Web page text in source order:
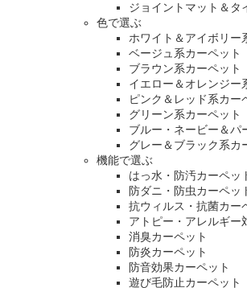
ジョイントマット＆タ
色で選ぶ
ホワイト＆アイボリー
ベージュ系カーペット
ブラウン系カーペット
イエロー＆オレンジー
ピンク＆レッド系カー
グリーン系カーペット
ブルー・ネービー＆パ
グレー＆ブラック系カ
機能で選ぶ
はっ水・防汚カーペッ
防ダニ・防虫カーペッ
抗ウィルス・抗菌カー
アトピー・アレルギー
消臭カーペット
防炎カーペット
防音効果カーペット
遊び毛防止カーペット